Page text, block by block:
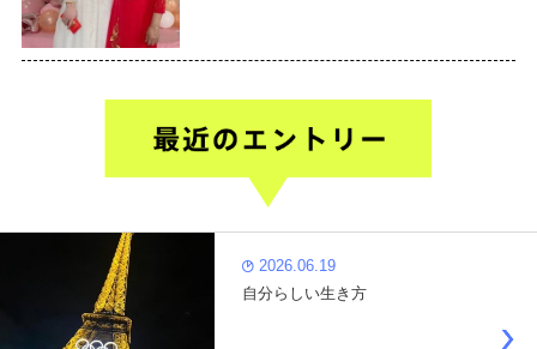
2026.06.19
自分らしい生き方